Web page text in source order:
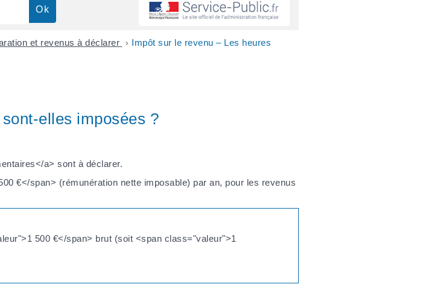
et revenus à déclarer > Impôt sur le revenu – Les heures
elles imposées ?
a> sont à déclarer.
€</span> (rémunération nette imposable) par an, pour les revenus
500 €</span> brut (soit <span class="valeur">1